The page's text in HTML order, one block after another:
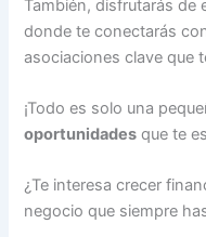
También, disfrutarás de
donde te conectarás
asociaciones clave que
¡Todo es solo una
oportunidades que te
¿Te interesa crecer
negocio que siempre